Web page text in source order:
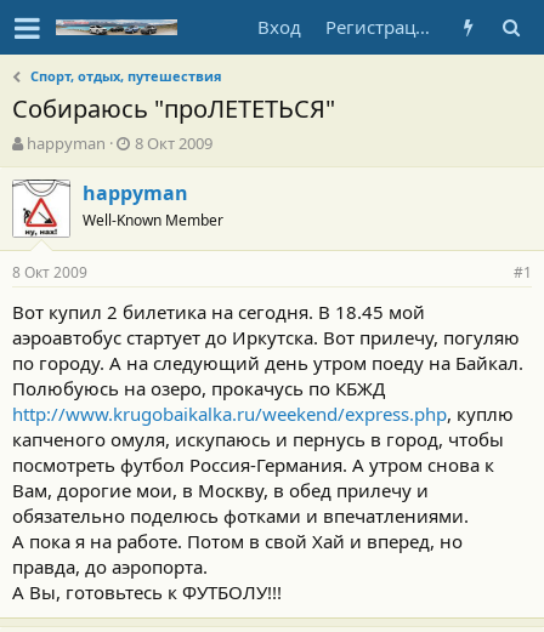
Вход Регистрация
Спорт, отдых, путешествия
Собираюсь "проЛЕТЕТЬСЯ"
А
в
т
о
р
т
е
м
ы
happyman
Д
а
т
а
н
а
а
л
а
8 Окт 2009
happyman
Well-Known Member
8 Окт 2009 #1
Вот купил 2 билетика на сегодня. В 18.45 мой
аэроавтобус стартует до Иркутска. Вот прилечу, погуляю
по городу. А на следующий день утром поеду на Байкал.
Полюбуюсь на озеро, прокачусь по КБЖД
http://www.krugobaikalka.ru/weekend/express.php, куплю
капченого омуля, искупаюсь и пернусь в город, чтобы
посмотреть футбол Россия-Германия. А утром снова к
Вам, дорогие мои, в Москву, в обед прилечу и
обязательно поделюсь фотками и впечатлениями.
А пока я на работе. Потом в свой Хай и вперед, но
правда, до аэропорта.
А Вы, готовьтесь к ФУТБОЛУ!!!